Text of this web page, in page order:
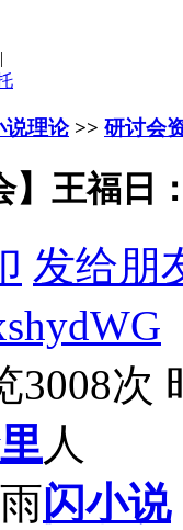
|
说理论>> 研讨会
】王福日
发给朋
3008次
人
闪小说